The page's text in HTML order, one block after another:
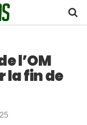
l’OM
la fin de